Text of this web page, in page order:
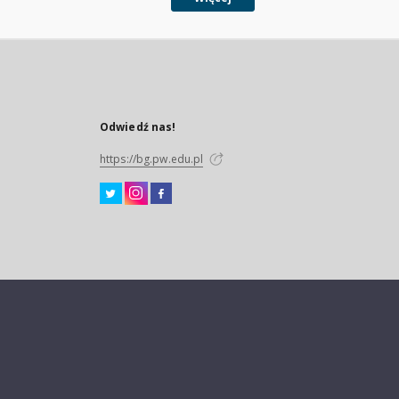
Odwiedź nas!
https://bg.pw.edu.pl